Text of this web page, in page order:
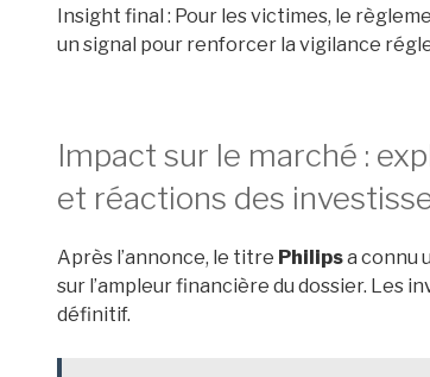
Insight final : Pour les victimes, le
un signal pour renforcer la vigilance
Impact sur le marché :
et réactions des
Après l’annonce, le titre Philipsa connu
sur l’ampleur financière du dossier. Les
définitif.